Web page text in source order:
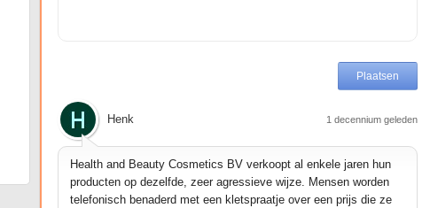
Henk 1 decennium geleden
Health and Beauty Cosmetics BV verkoopt al enkele jaren hun
producten op dezelfde, zeer agressieve wijze. Mensen worden
telefonisch benaderd met een kletspraatje over een prijs die ze